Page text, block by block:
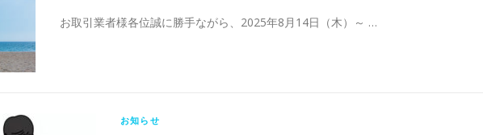
お取引業者様各位誠に勝手ながら、2025年8月14日（木）～ …
お知らせ